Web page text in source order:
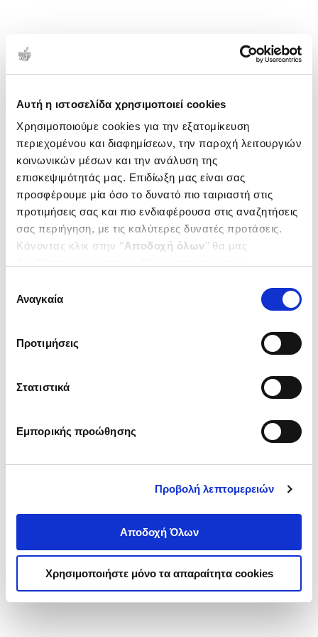
Αυτή η ιστοσελίδα χρησιμοποιεί cookies
Χρησιμοποιούμε cookies για την εξατομίκευση
περιεχομένου και διαφημίσεων, την παροχή λειτουργιών
κοινωνικών μέσων και την ανάλυση της
επισκεψιμότητάς μας. Επιδίωξη μας είναι σας
προσφέρουμε μία όσο το δυνατό πιο ταιριαστή στις
προτιμήσεις σας και πιο ενδιαφέρουσα στις αναζητήσεις
σας περιήγηση, με τις καλύτερες δυνατές προτάσεις.
Κάνοντας κλικ στην ‘’Αποδοχή όλων’’ θα μας
ενδιαφέρουν και να επιλέξετε από τα παρακάτω με την
΄΄και να ενημερωθείτε σχετικά με
συγκατάθεσης
Αναγκαία
Προτιμήσεις
Στατιστικά
Εμπορικής προώθησης
Προβολή λεπτομερειών
Αποδοχή Όλων
Χρησιμοποιήστε μόνο τα απαραίτητα cookies